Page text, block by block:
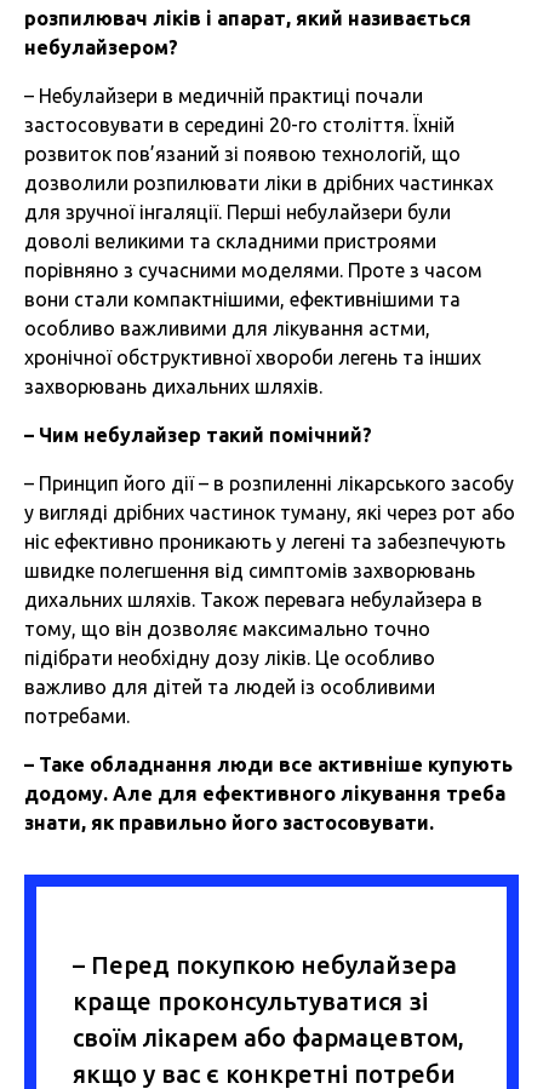
розпилювач ліків і апарат, який називається
небулайзером?
– Небулайзери в медичній практиці почали
застосовувати в середині 20-го століття. Їхній
розвиток пов’язаний зі появою технологій, що
дозволили розпилювати ліки в дрібних частинках
для зручної інгаляції. Перші небулайзери були
доволі великими та складними пристроями
порівняно з сучасними моделями. Проте з часом
вони стали компактнішими, ефективнішими та
особливо важливими для лікування астми,
хронічної обструктивної хвороби легень та інших
захворювань дихальних шляхів.
– Чим небулайзер такий помічний?
– Принцип його дії – в розпиленні лікарського засобу
у вигляді дрібних частинок туману, які через рот або
ніс ефективно проникають у легені та забезпечують
швидке полегшення від симптомів захворювань
дихальних шляхів. Також перевага небулайзера в
тому, що він дозволяє максимально точно
підібрати необхідну дозу ліків. Це особливо
важливо для дітей та людей із особливими
потребами.
– Таке обладнання люди все активніше купують
додому. Але для ефективного лікування треба
знати, як правильно його застосовувати.
– Перед покупкою небулайзера
краще проконсультуватися зі
своїм лікарем або фармацевтом,
якщо у вас є конкретні потреби